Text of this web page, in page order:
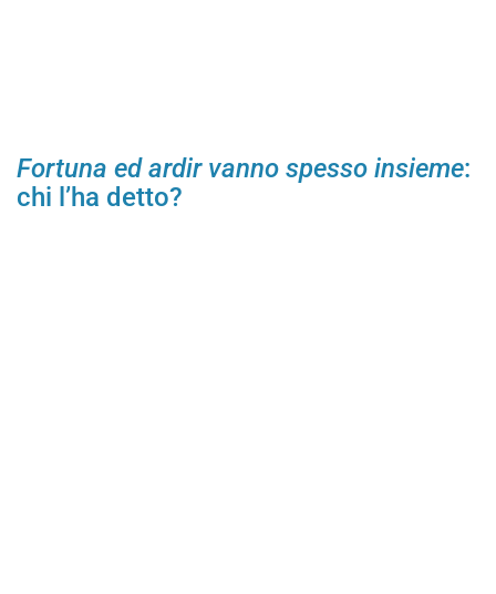
Fortuna ed ardir vanno spesso insieme:
chi l’ha detto?